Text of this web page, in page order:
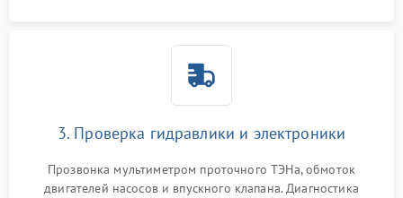
3. Проверка гидравлики и электроники
Прозвонка мультиметром проточного ТЭНа, обмоток
двигателей насосов и впускного клапана. Диагностика